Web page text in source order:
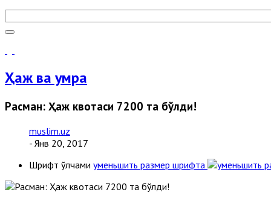
Ҳаж ва умра
Расман: Ҳаж квотаси 7200 та бўлди!
muslim.uz
- Янв 20, 2017
Шрифт ўлчами уменьшить размер шрифта